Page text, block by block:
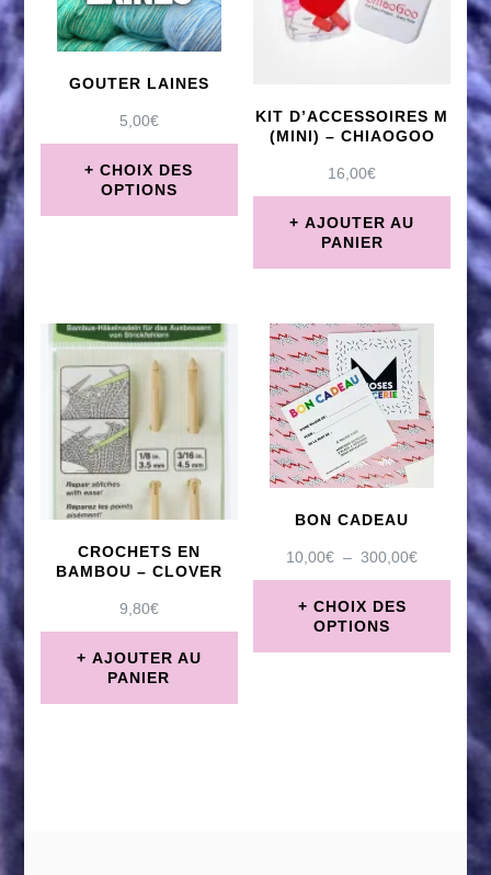
GOUTER LAINES
5,00€
CHOIX DES
OPTIONS
plusieurs
variations.
Les
options
peuvent
être
choisies
la
page
du
KIT D’ACCESSOIRES M
(MINI) – CHIAOGOO
16,00€
AJOUTER AU
PANIER
CROCHETS EN
BAMBOU – CLOVER
9,80€
AJOUTER AU
PANIER
BON CADEAU
10,00€ – 300,00€PLAGE
DE
CHOIX DES
OPTIONS